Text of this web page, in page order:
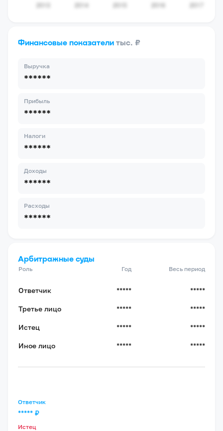
Финансовые показатели тыс. ₽
Выручка
******
Прибыль
******
Налоги
******
Доходы
******
Расходы
******
Арбитражные суды
Роль Год Весь период
Ответчик ***** *****
Третье лицо ***** *****
Истец ***** *****
Иное лицо ***** *****
Ответчик
***** ₽
Истец